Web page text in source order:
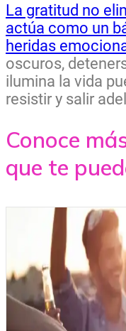
La gratitud no
actúa como un
heridas
oscuros,
ilumina la vida
resistir y salir
Conoce
que te